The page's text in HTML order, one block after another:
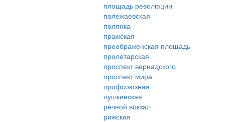
площадь революции
полежаевская
полянка
пражская
преображенская площадь
пролетарская
проспект вернадского
проспект мира
профсоюзная
пушкинская
речной вокзал
рижская